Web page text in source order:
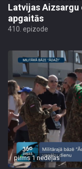
Latvijas
apgaitās
410. epizode
pirms 1 nedēļas